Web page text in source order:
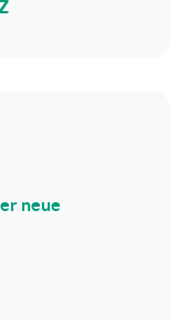
neue